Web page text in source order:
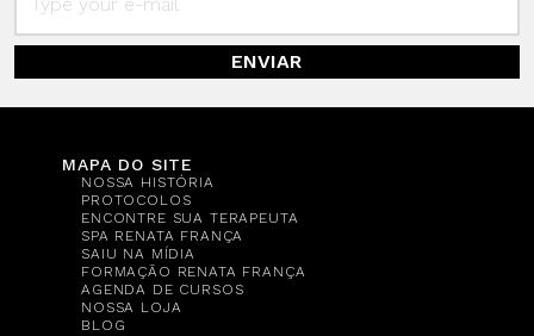
ENVIAR
MAPA DO SITE
NOSSA HISTÓRIA
PROTOCOLOS
ENCONTRE SUA TERAPEUTA
SPA RENATA FRANÇA
SAIU NA MÍDIA
FORMAÇÃO RENATA FRANÇA
AGENDA DE CURSOS
NOSSA LOJA
BLOG